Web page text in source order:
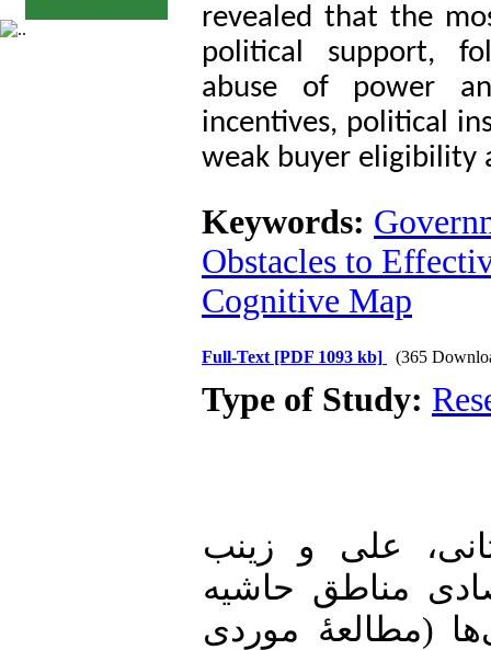
revealed that the
political support,
abuse of power
incentives, political
weak buyer eligibility
Keywords:
Obstacles to
Cognitive Map
Full-Text [PDF 1093 kb] (365
Type of Study:
علی و زینب
اقتصادی مناطق حاشیه
(مطالعۀ موردی